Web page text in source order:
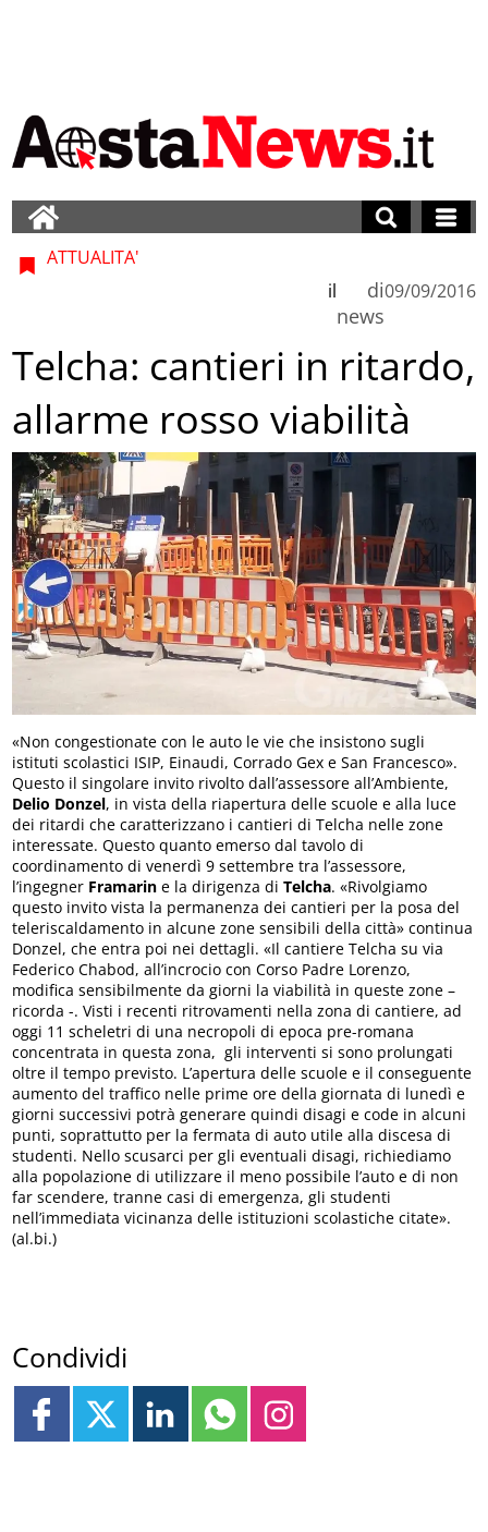
ATTUALITA'
di
news
il 09/09/2016
Telcha: cantieri in ritardo,
allarme rosso viabilità
«Non congestionate con le auto le vie che insistono sugli
istituti scolastici ISIP, Einaudi, Corrado Gex e San Francesco».
Questo il singolare invito rivolto dall’assessore all’Ambiente,
Delio Donzel, in vista della riapertura delle scuole e alla luce
dei ritardi che caratterizzano i cantieri di Telcha nelle zone
interessate. Questo quanto emerso dal tavolo di
coordinamento di venerdì 9 settembre tra l’assessore,
l’ingegner Framarin e la dirigenza diTelcha. «Rivolgiamo
questo invito vista la permanenza dei cantieri per la posa del
teleriscaldamento in alcune zone sensibili della città» continua
Donzel, che entra poi nei dettagli. «Il cantiere Telcha su via
Federico Chabod, all’incrocio con Corso Padre Lorenzo,
modifica sensibilmente da giorni la viabilità in queste zone –
ricorda -. Visti i recenti ritrovamenti nella zona di cantiere, ad
oggi 11 scheletri di una necropoli di epoca pre-romana
concentrata in questa zona, gli interventi si sono prolungati
oltre il tempo previsto. L’apertura delle scuole e il conseguente
aumento del traffico nelle prime ore della giornata di lunedì e
giorni successivi potrà generare quindi disagi e code in alcuni
punti, soprattutto per la fermata di auto utile alla discesa di
studenti. Nello scusarci per gli eventuali disagi, richiediamo
alla popolazione di utilizzare il meno possibile l’auto e di non
far scendere, tranne casi di emergenza, gli studenti
nell’immediata vicinanza delle istituzioni scolastiche citate».
(al.bi.)
Condividi